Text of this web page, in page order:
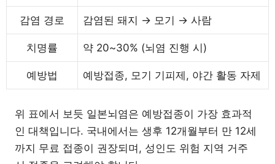
감염 경로 감염된 돼지 → 모기 → 사람
치명률 약 20~30% (뇌염 진행 시)
예방법 예방접종, 모기 기피제, 야간 활동 자제
위 표에서 보듯 일본뇌염은 예방접종이 가장 효과적
인 대책입니다. 국내에서는 생후 12개월부터 만 12세
까지 무료 접종이 권장되며, 성인도 위험 지역 거주